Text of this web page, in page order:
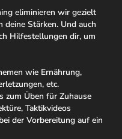
eliminieren wir gezielt
deine Stärken. Und auch
Hilfestellungen dir, um
wie Ernährung,
etc.
zum Üben für Zuhause
Taktikvideos
der Vorbereitung auf ein